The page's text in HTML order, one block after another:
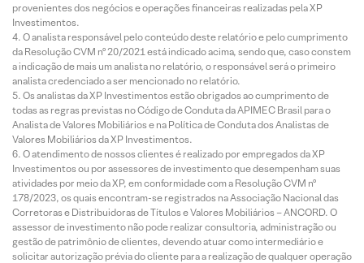
provenientes dos negócios e operações financeiras realizadas pela XP
Investimentos.
O analista responsável pelo conteúdo deste relatório e pelo cumprimento
da Resolução CVM nº 20/2021 está indicado acima, sendo que, caso constem
a indicação de mais um analista no relatório, o responsável será o primeiro
analista credenciado a ser mencionado no relatório.
Os analistas da XP Investimentos estão obrigados ao cumprimento de
todas as regras previstas no Código de Conduta da APIMEC Brasil para o
Analista de Valores Mobiliários e na Política de Conduta dos Analistas de
Valores Mobiliários da XP Investimentos.
O atendimento de nossos clientes é realizado por empregados da XP
Investimentos ou por assessores de investimento que desempenham suas
atividades por meio da XP, em conformidade com a Resolução CVM nº
178/2023, os quais encontram-se registrados na Associação Nacional das
Corretoras e Distribuidoras de Títulos e Valores Mobiliários – ANCORD. O
assessor de investimento não pode realizar consultoria, administração ou
gestão de patrimônio de clientes, devendo atuar como intermediário e
solicitar autorização prévia do cliente para a realização de qualquer operação